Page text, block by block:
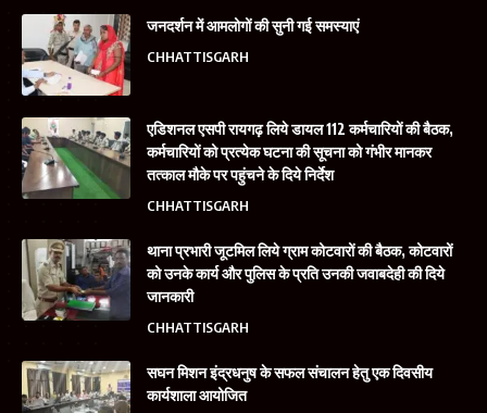
जनदर्शन में आमलोगों की सुनी गई समस्याएं
CHHATTISGARH
एडिशनल एसपी रायगढ़ लिये डायल 112 कर्मचारियों की बैठक,
कर्मचारियों को प्रत्येक घटना की सूचना को गंभीर मानकर
तत्काल मौके पर पहुंचने के दिये निर्देश
CHHATTISGARH
थाना प्रभारी जूटमिल लिये ग्राम कोटवारों की बैठक, कोटवारों
को उनके कार्य और पुलिस के प्रति उनकी जवाबदेही की दिये
जानकारी
CHHATTISGARH
सघन मिशन इंद्रधनुष के सफल संचालन हेतु एक दिवसीय
कार्यशाला आयोजित